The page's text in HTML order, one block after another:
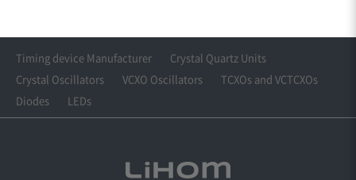
Timing device Manufacturer
Crystal Quartz Units
Crystal Oscillators
VCXO Oscillators
TCXOs and VCTCXOs
Diodes
LEDs